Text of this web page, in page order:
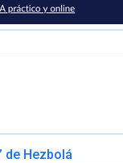
de Hezbolá